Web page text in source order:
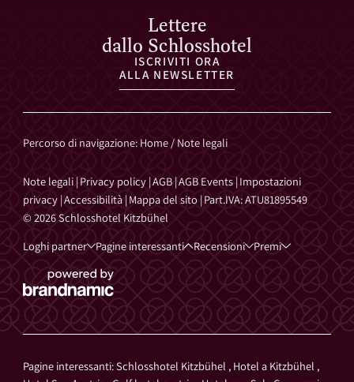
Lettere
dallo Schlosshotel
ISCRIVITI ORA
ALLA NEWSLETTER
Percorso di navigazione: Home/ Note legali
Note legali |Privacy policy |AGB |AGB Events | Impostazioni
privacy |Accessibilità | Mappa del sito |Part.IVA: ATU81895549
© 2026 Schlosshotel Kitzbühel
Loghi partner
Pagine interessanti Recensioni Premi
Pagine interessanti:Schlosshotel Kitzbühel , Hotel a Kitzbühel ,